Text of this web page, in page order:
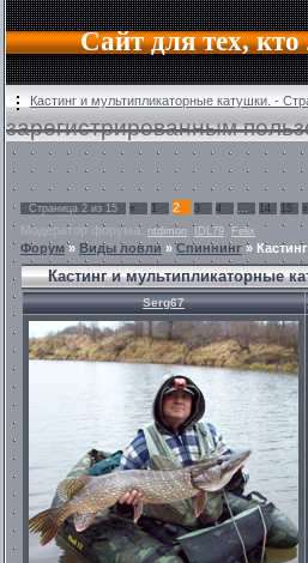
Сайт для тех,
Кастинг и мультипликаторные катушки. -
зарегистрированным
Страница 2 из 15 « 1 2 3 4 … 14 15 »
Модератор форума: ntdimon , IDL79 , Felix
Форум» Виды ловли »Спиннинг »
Кастинг и мультипликаторные
Serg67